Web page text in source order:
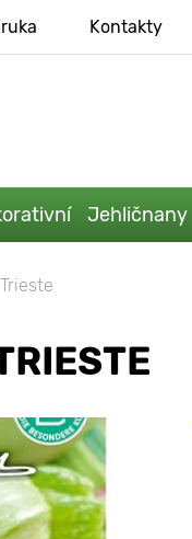
Kontakty
Jehličnany